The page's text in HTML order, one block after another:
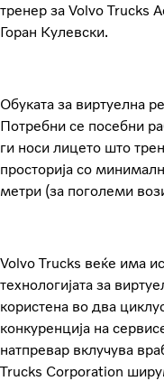
тренер за Volvo Trucks
Горан Кулевски.
Обуката за виртуелна
Потребни се посебни
ги носи лицето што
просторија со
метри (за поголеми
Volvo Trucks веќе има
технологијата за
користена во два
конкуренција на
натпревар вклучува
Trucks Corporation